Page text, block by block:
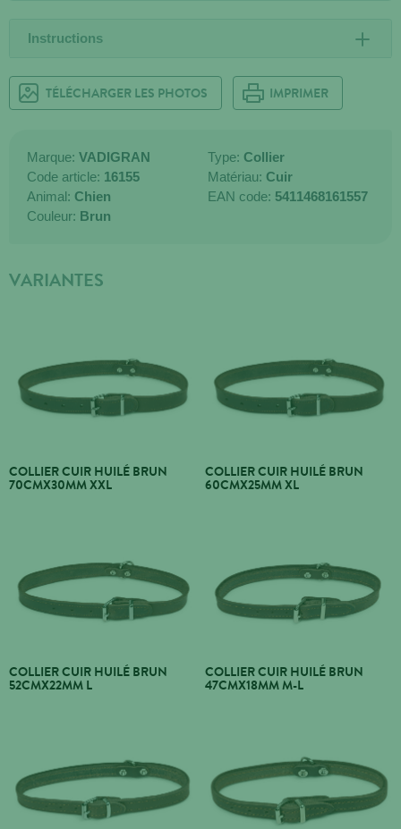
Instructions
TÉLÉCHARGER LES PHOTOS IMPRIMER
Marque: VADIGRAN
Code article: 16155
Animal: Chien
Couleur: Brun
Type: Collier
Matériau: Cuir
EAN code: 5411468161557
VARIANTES
COLLIER CUIR HUILÉ BRUN
70CMX30MM XXL
COLLIER CUIR HUILÉ BRUN
60CMX25MM XL
COLLIER CUIR HUILÉ BRUN
52CMX22MM L
COLLIER CUIR HUILÉ BRUN
47CMX18MM M-L